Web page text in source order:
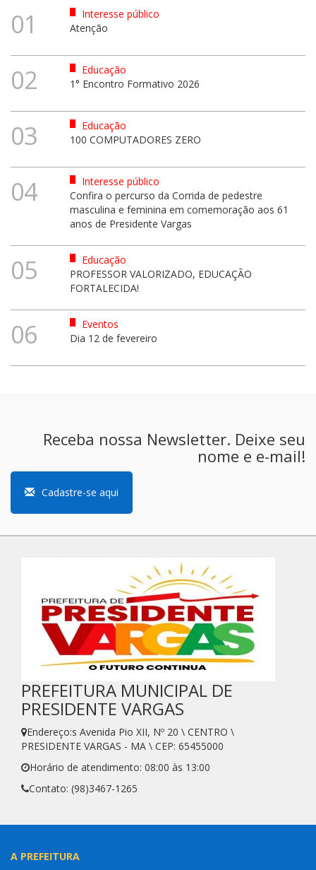
01
Interesse público
Atenção
02
Educação
1° Encontro Formativo 2026
03
Educação
100 COMPUTADORES ZERO
04
Interesse público
Confira o percurso da Corrida de pedestre
masculina e feminina em comemoração aos 61
anos de Presidente Vargas
05
Educação
PROFESSOR VALORIZADO, EDUCAÇÃO
FORTALECIDA!
06
Eventos
Dia 12 de fevereiro
Receba nossa Newsletter. Deixe seu
nome e e-mail!
Cadastre-se aqui
PREFEITURA MUNICIPAL DE
PRESIDENTE VARGAS
Endereço:s Avenida Pio XII, Nº 20 \ CENTRO \
PRESIDENTE VARGAS - MA \ CEP: 65455000
Horário de atendimento: 08:00 às 13:00
Contato: (98)3467-1265
A PREFEITURA